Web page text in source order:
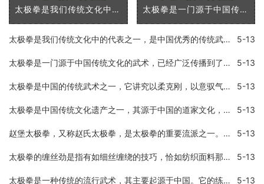
太极拳是我们传统文化中的代表之一，是中国优秀的传统武术之一。太极拳以「浑然一体，动静相成」的理念，将人体全部的活动方式统一在一起，既可以练习身体，又可以练习意志和 太极拳是一门源于中国传统文化的武术，已经广泛传播到了全世界各地。它不仅是一种给人们提供了自我防卫技能的技术，同时也提供了许多身体和心理上的优势。在这篇文章中，我将
太极拳是我们传统文化中的代表之一，是中国优秀的传统武术之一。太极拳以「浑然一体，动静相成」的理念，将人体全部的活动方式统一在一起，既可以练习身体，又可以练习意志和 5-13
太极拳是一门源于中国传统文化的武术，已经广泛传播到了全世界各地。它不仅是一种给人们提供了自我防卫技能的技术，同时也提供了许多身体和心理上的优势。在这篇文章中，我将 5-13
太极拳是中国的传统武术之一，它讲究以柔克刚，以意驭气，内外兼修，强身健体，修心养性，可以调养人体的内分泌系统，促进血液循环，提高免疫力，并可以培养身体的自我防御能 5-13
太极拳是中国传统文化遗产之一，其源于中国的道家文化，并融合了武术、哲学、医学、音乐等多种元素，是一种具有文化底蕴和武术艺术性的综合性拳术运动。太极拳的特点之一是它 5-13
赵堡太极拳，又称赵氏太极拳，是太极拳的重要流派之一。实现广泛流传于中国海内外，但是，目前国家并没有承认赵堡太极拳的地位。为什么国家不承认赵堡太极拳呢？这里就详细介 5-13
太极拳的缠丝劲是指有如细丝缠绕的技巧，恰如纺织面料那样，由此得名。在太极拳中，缠丝劲是指在进行技法招式时，让自己的手臂、手指、身体等各方面比较细微的部位如同丝线一 5-13
太极拳是一种传统的流行武术，其主要起源于中国。它的练习方法包括慢动作和呼吸技巧。人们认为通过练习太极拳，可以促进身体健康，减轻压力，提高灵活性和平衡性。如果不正确 5-13